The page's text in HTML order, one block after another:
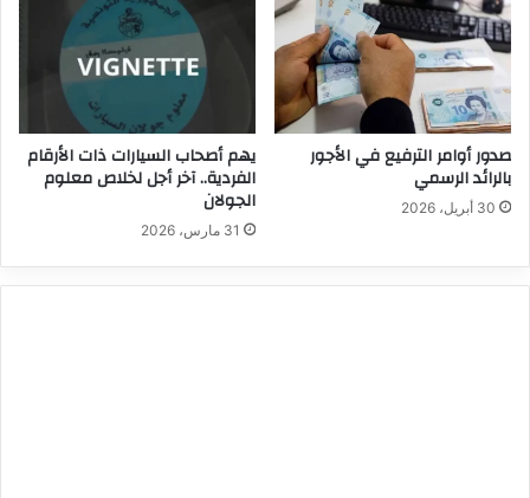
صدور أوامر الترفيع في الأجور
بالرائد الرسمي
30 أبريل، 2026
يهم أصحاب السيارات ذات الأرقام
الفردية.. آخر أجل لخلاص معلوم
الجولان
31 مارس، 2026